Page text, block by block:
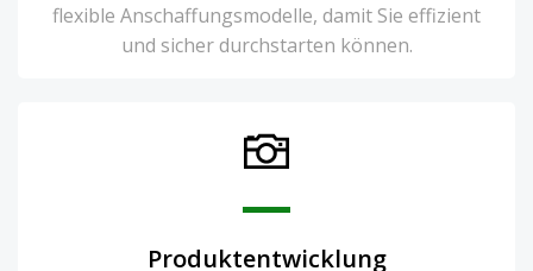
flexible Anschaffungsmodelle, damit Sie effizient
und sicher durchstarten können.
Produktentwicklung